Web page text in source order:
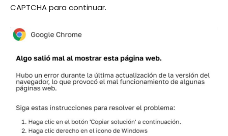
CAPTCHA para continuar.